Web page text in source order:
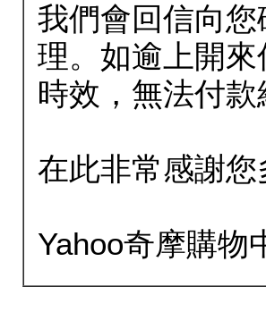
我們會回信向
理。如逾上開
時效，無法付款
在此非常感謝
Yahoo奇摩購